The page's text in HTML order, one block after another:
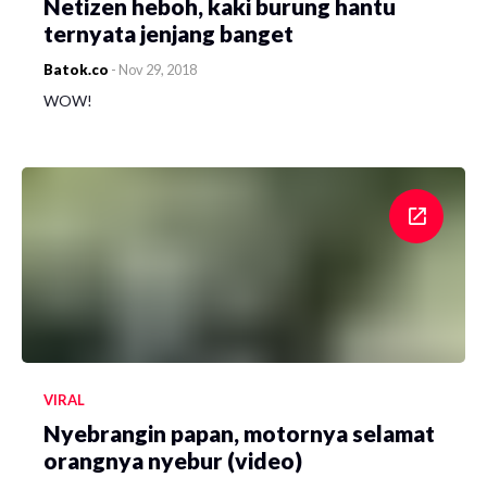
Netizen heboh, kaki burung hantu
ternyata jenjang banget
Batok.co - Nov 29, 2018
WOW!
VIRAL
Nyebrangin papan, motornya selamat
orangnya nyebur (video)